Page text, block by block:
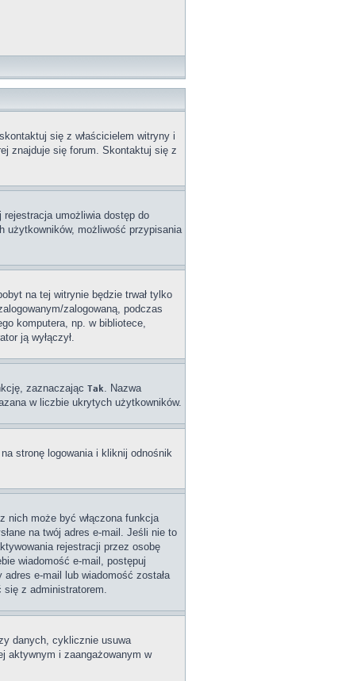
się z właścicielem witryny i
znajduje się forum. Skontaktuj się z
umożliwia dostęp do
użytkowników, możliwość przypisania
na tej witrynie będzie trwał tylko
zalogowaną, podczas
komputera, np. w bibliotece,
ją wyłączył.
zaznaczając Tak. Nazwa
w liczbie ukrytych użytkowników.
stronę logowania i kliknij odnośnik
nich może być włączona funkcja
na twój adres e-mail. Jeśli nie to
rejestracji przez osobę
wiadomość e-mail, postępuj
e-mail lub wiadomość została
się z administratorem.
danych, cyklicznie usuwa
aktywnym i zaangażowanym w